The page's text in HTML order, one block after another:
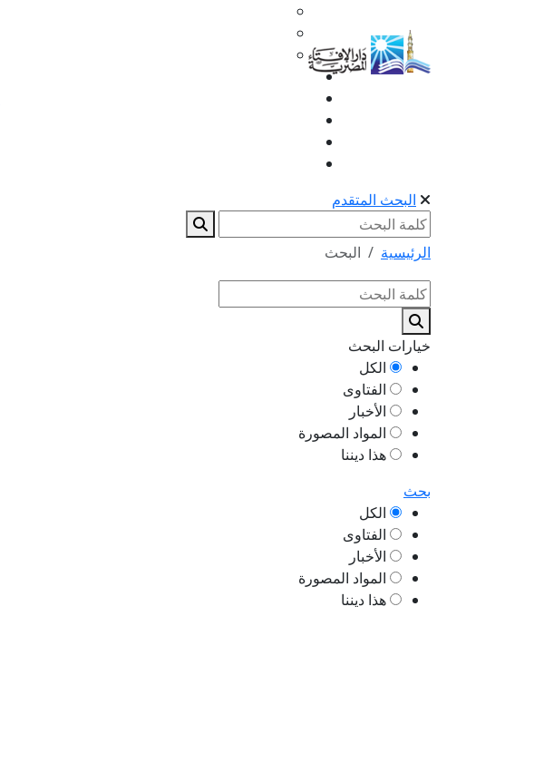
البحث المتقدم
الرئيسية البحث
خيارات البحث
الكل
الفتاوى
الأخبار
المواد المصورة
هذا ديننا
بحث
الكل
الفتاوى
الأخبار
المواد المصورة
هذا ديننا